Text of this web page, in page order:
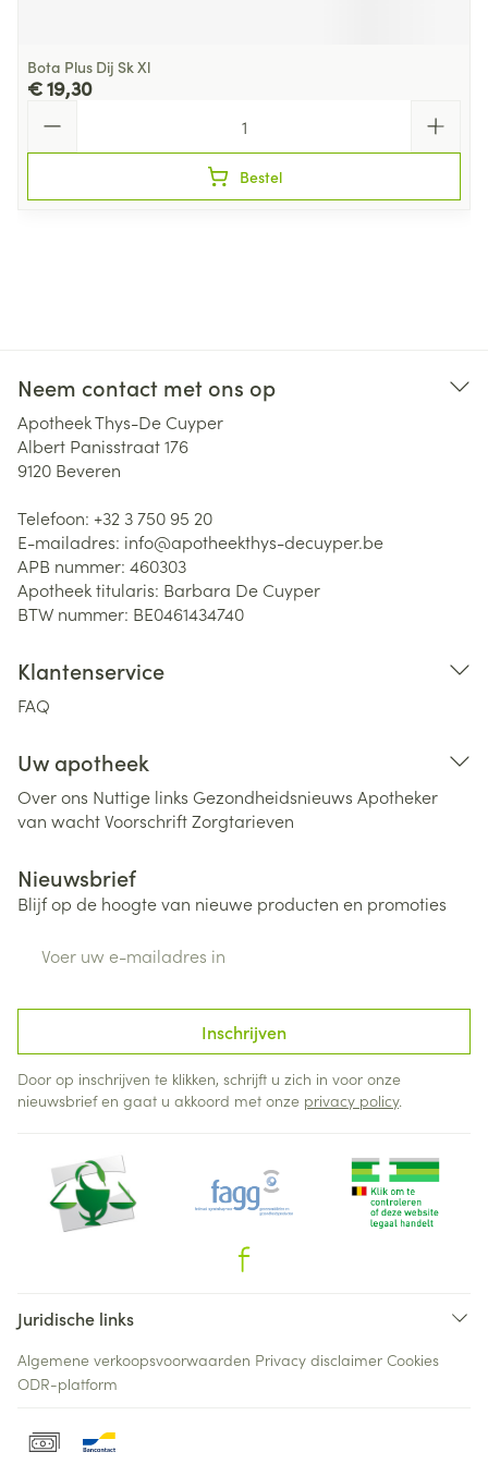
Bota Plus Dij Sk Xl
€ 19,30
Bestel
Neem contact met ons op
Apotheek Thys-De Cuyper
Albert Panisstraat 176
9120 Beveren
Telefoon: +32 3 750 95 20
E-mailadres: info@apotheekthys-decuyper.be
APB nummer: 460303
Apotheek titularis: Barbara De Cuyper
BTW nummer: BE0461434740
Klantenservice
FAQ
Uw apotheek
Over ons Nuttige links Gezondheidsnieuws Apotheker
van wachtVoorschriftZorgtarieven
Nieuwsbrief
Blijf op de hoogte van nieuwe producten en promoties
Inschrijven
Door op inschrijven te klikken, schrijft u zich in voor onze
nieuwsbrief en gaat u akkoord met onze privacy policy.
Juridische links
Algemene verkoopsvoorwaarden Privacy disclaimer Cookies
ODR-platform